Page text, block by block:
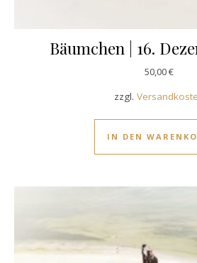
Bäumchen | 16.
50,00€
zzgl.
IN DEN